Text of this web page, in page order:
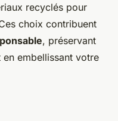
recyclés pour
choix contribuent
, préservant
embellissant votre